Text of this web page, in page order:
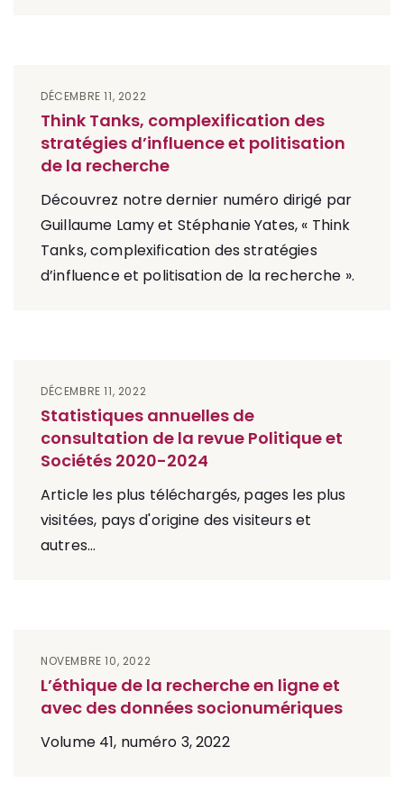
DÉCEMBRE 11, 2022
Think Tanks, complexification des
stratégies d’influence et politisation
de la recherche
Découvrez notre dernier numéro dirigé par
Guillaume Lamy et Stéphanie Yates, « Think
Tanks, complexification des stratégies
d’influence et politisation de la recherche ».
DÉCEMBRE 11, 2022
Statistiques annuelles de
consultation de la revue Politique et
Sociétés 2020-2024
Article les plus téléchargés, pages les plus
visitées, pays d'origine des visiteurs et
autres...
NOVEMBRE 10, 2022
L’éthique de la recherche en ligne et
avec des données socionumériques
Volume 41, numéro 3, 2022